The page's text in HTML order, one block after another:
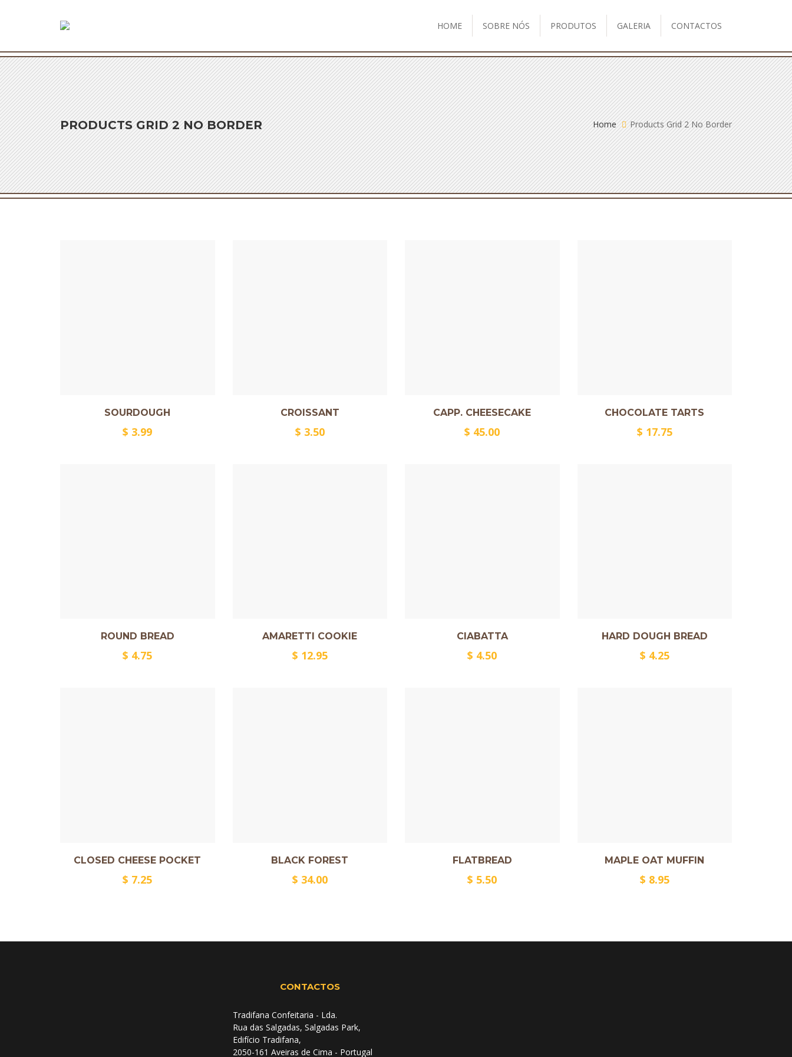
HOME SOBRE NÓS PRODUTOS GALERIA CONTACTOS
PRODUCTS GRID 2 NO BORDER Home Products Grid 2 No Border
SOURDOUGH
$ 3.99
ROUND BREAD
$ 4.75
CLOSED CHEESE POCKET
$ 7.25
CROISSANT
$ 3.50
AMARETTI COOKIE
$ 12.95
BLACK FOREST
$ 34.00
CAPP. CHEESECAKE
$ 45.00
CIABATTA
$ 4.50
FLATBREAD
$ 5.50
CHOCOLATE TARTS
$ 17.75
HARD DOUGH BREAD
$ 4.25
MAPLE OAT MUFFIN
$ 8.95
CONTACTOS
Tradifana Confeitaria - Lda.
Rua das Salgadas, Salgadas Park,
Edifício Tradifana,
2050-161 Aveiras de Cima - Portugal